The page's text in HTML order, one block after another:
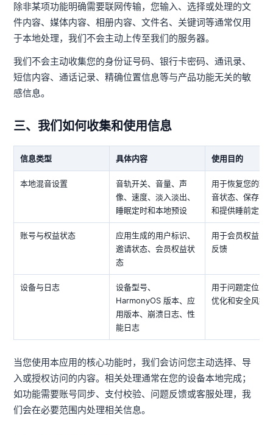
除非某项功能明确需要联网传输，您输入、选择或处理的文
件内容、媒体内容、相册内容、文件名、关键词等通常仅用
于本地处理，我们不会主动上传至我们的服务器。
我们不会主动收集您的身份证号码、银行卡密码、通讯录、
短信内容、通话记录、精确位置信息等与产品功能无关的敏
感信息。
三、我们如何收集和使用信息
信息类型 具体内容 使用目的
本地混音设置
音轨开关、音量、声
像、速度、淡入淡出、
睡眠定时和本地预设
用于恢复您的环
音状态、保存常
和提供睡前定时
账号与权益状态
应用生成的用户标识、
邀请状态、会员权益状
态
用于会员权益、
反馈
设备与日志
设备型号、
HarmonyOS 版本、应
用版本、崩溃日志、性
能日志
用于问题定位、
优化和安全风控
当您使用本应用的核心功能时，我们会访问您主动选择、导
入或授权访问的内容。相关处理通常在您的设备本地完成；
如功能需要账号同步、支付校验、问题反馈或客服处理，我
们会在必要范围内处理相关信息。